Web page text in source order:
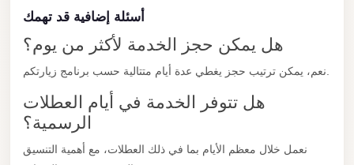
أسئلة إضافية قد تهمك
هل يمكن حجز الخدمة لأكثر من يوم؟
هل تتوفر الخدمة في أيام العطلات
الرسمية؟
نعمل خلال معظم الأيام بما في ذلك العطلات، مع أهمية التنسيق
Administrative
Limousine
Nasr
City
Taxi
Nasr